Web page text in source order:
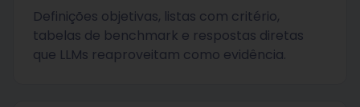
Definições objetivas, listas com critério,
tabelas de benchmark e respostas diretas
que LLMs reaproveitam como evidência.